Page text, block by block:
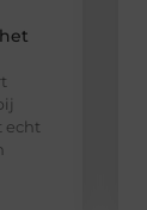
echt